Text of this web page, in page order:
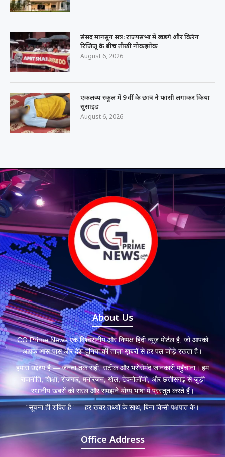
संसद मानसून सत्र: राज्यसभा में खड़गे और किरेन
रिजिजू के बीच तीखी नोकझोंक
August 6, 2026
एकलव्य स्कूल में 9 वीं के छात्र ने फांसी लगाकर किया
सुसाइड
August 6, 2026
About Us
CG Prime News एक विश्वसनीय और निष्पक्ष हिंदी न्यूज़ पोर्टल है, जो आपको
आपके आस-पास और देश-दुनिया की ताज़ा ख़बरों से हर पल जोड़े रखता है।
हमारा उद्देश्य है — जनता तक सही, सटीक और भरोसेमंद जानकारी पहुँचाना। हम
राजनीति, शिक्षा, रोजगार, मनोरंजन, खेल, टेक्नोलॉजी, और छत्तीसगढ़ से जुड़ी
स्थानीय खबरों को सरल और समझने योग्य भाषा में प्रस्तुत करते हैं।
“सूचना ही शक्ति है” — हर खबर तथ्यों के साथ, बिना किसी पक्षपात के।
Office Address